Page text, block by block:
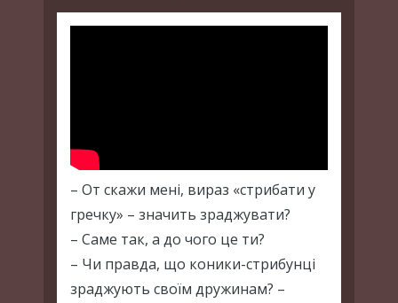
– От скажи мені, вираз «стрибати у
гречку» – значить зраджувати?
– Саме так, а до чого це ти?
– Чи правда, що коники-стрибунці
зраджують своїм дружинам? –